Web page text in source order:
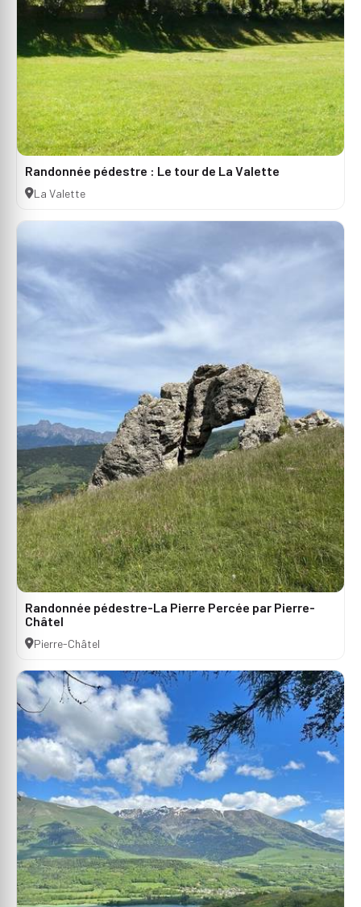
Randonnée pédestre : Le tour de La Valette
La Valette
Randonnée pédestre-La Pierre Percée par Pierre-
Châtel
Pierre-Châtel